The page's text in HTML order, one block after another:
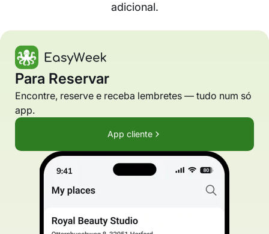
adicional.
Para Reservar
Encontre, reserve e receba lembretes — tudo num só
app.
App cliente